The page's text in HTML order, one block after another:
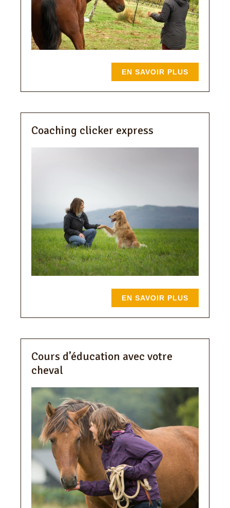
EN SAVOIR PLUS
Coaching clicker express
EN SAVOIR PLUS
Cours d’éducation avec votre
cheval